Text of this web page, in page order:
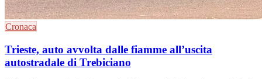
Cronaca
Trieste, auto avvolta dalle fiamme all’uscita
autostradale di Trebiciano